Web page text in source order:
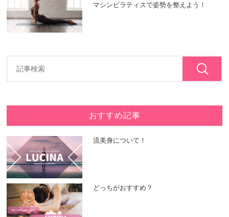
マシンピラティスで姿勢を整えよう！
おすすめ記事
流美身について！
どっちがおすすめ？